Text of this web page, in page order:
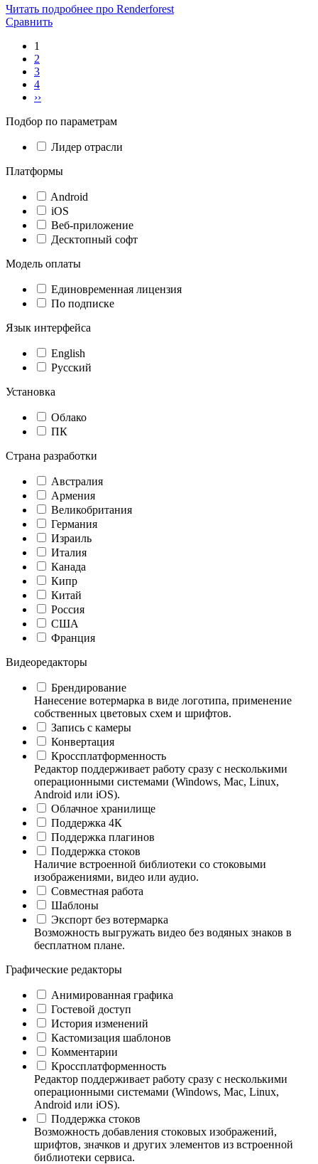
Читать подробнее про Renderforest
Сравнить
1
2
3
4
››
Подбор по параметрам
Лидер отрасли
Платформы
Android
iOS
Веб-приложение
Десктопный софт
Модель оплаты
Единовременная лицензия
По подписке
Язык интерфейса
English
Русский
Установка
Облако
ПК
Страна разработки
Австралия
Армения
Великобритания
Германия
Израиль
Италия
Канада
Кипр
Китай
Россия
США
Франция
Видеоредакторы
Брендирование
Нанесение вотермарка в виде логотипа, применение
собственных цветовых схем и шрифтов.
Запись с камеры
Конвертация
Кроссплатформенность
Редактор поддерживает работу сразу с несколькими
операционными системами (Windows, Mac, Linux,
Android или iOS).
Облачное хранилище
Поддержка 4К
Поддержка плагинов
Поддержка стоков
Наличие встроенной библиотеки со стоковыми
изображениями, видео или аудио.
Совместная работа
Шаблоны
Экспорт без вотермарка
Возможность выгружать видео без водяных знаков в
бесплатном плане.
Графические редакторы
Анимированная графика
Гостевой доступ
История изменений
Кастомизация шаблонов
Комментарии
Кроссплатформенность
Редактор поддерживает работу сразу с несколькими
операционными системами (Windows, Mac, Linux,
Android или iOS).
Поддержка стоков
Возможность добавления стоковых изображений,
шрифтов, значков и других элементов из встроенной
библиотеки сервиса.